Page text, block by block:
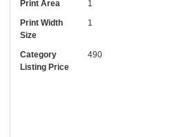
arayıp talebinizi iletebilirsiniz.
• Görselde düzenleme yaptırmak
numaramızdan ulaşabilirsiniz.
Print Area
1
Print Width
Size
1
Category
Listing Price
490